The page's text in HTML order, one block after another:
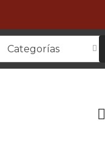
Categorías